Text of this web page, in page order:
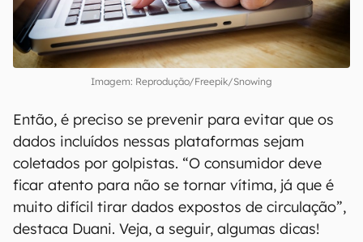
Imagem: Reprodução/Freepik/Snowing
Então, é preciso se prevenir para evitar que os
dados incluídos nessas plataformas sejam
coletados por golpistas. “O consumidor deve
ficar atento para não se tornar vítima, já que é
muito difícil tirar dados expostos de circulação”,
destaca Duani. Veja, a seguir, algumas dicas!